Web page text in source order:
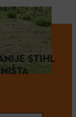
STIHL